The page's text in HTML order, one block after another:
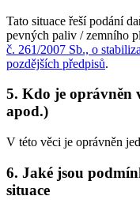
Tato situace řeší podání
pevných paliv / zemního
č. 261/2007 Sb., o
pozdějších předpisů.
5. Kdo je oprávněn
apod.)
V této věci je oprávněn
6. Jaké jsou
situace